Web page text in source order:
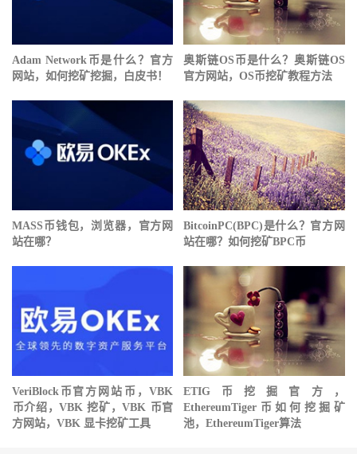
Adam Network币是什么？官方
网站，如何挖矿挖掘，白皮书！
奥斯链OS币是什么？奥斯链OS
官方网站，OS币挖矿教程方法
MASS币钱包，浏览器，官方网
站在哪？
BitcoinPC(BPC)是什么？官方网
站在哪？如何挖矿BPC币
VeriBlock币官方网站 币，VBK
币介绍，VBK 挖矿，VBK 币官
方网站，VBK 显卡挖矿工具
ETIG币挖掘官方，
EthereumTiger币如何挖掘矿
池，EthereumTiger算法